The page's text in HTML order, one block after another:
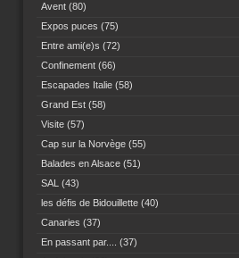
Avent (80)
Expos puces (75)
Entre ami(e)s (72)
Confinement (66)
Escapades Italie (58)
Grand Est (58)
Visite (57)
Cap sur la Norvège (55)
Balades en Alsace (51)
SAL (43)
les défis de Bidouillette (40)
Canaries (37)
En passant par....
(37)